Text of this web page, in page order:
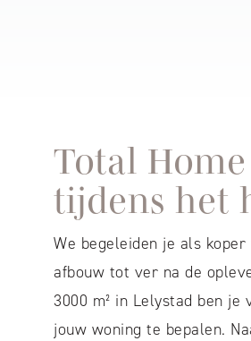
Total
tijdens het
We begeleiden je als
afbouw tot ver na de
3000 m² in Lelystad ben
jouw woning te bepalen.